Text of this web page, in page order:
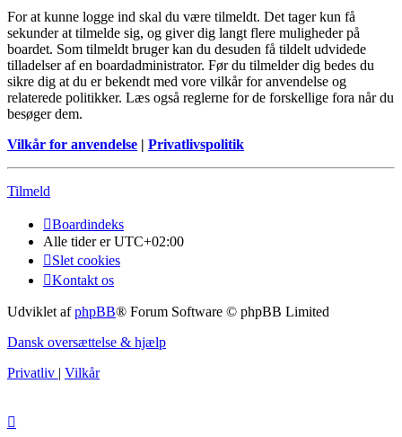
For at kunne logge ind skal du være tilmeldt. Det tager kun få
sekunder at tilmelde sig, og giver dig langt flere muligheder på
boardet. Som tilmeldt bruger kan du desuden få tildelt udvidede
tilladelser af en boardadministrator. Før du tilmelder dig bedes du
sikre dig at du er bekendt med vore vilkår for anvendelse og
relaterede politikker. Læs også reglerne for de forskellige fora når du
besøger dem.
Vilkår for anvendelse | Privatlivspolitik
Tilmeld
Boardindeks
Alle tider erUTC+02:00
Slet cookies
Kontakt os
Udviklet afphpBB® Forum Software © phpBB Limited
Dansk oversættelse & hjælp
Privatliv | Vilkår